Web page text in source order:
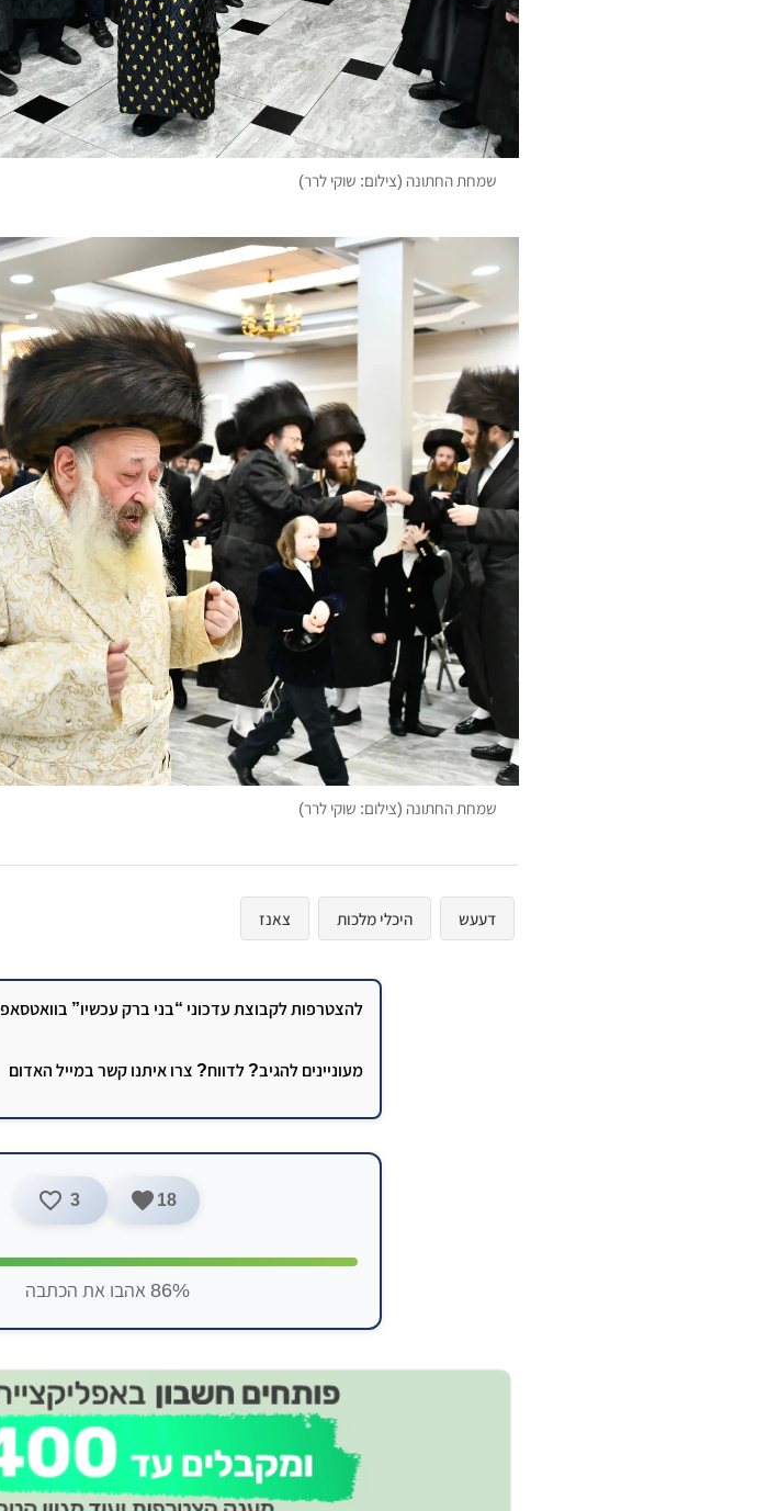
שמחת החתונה (צילום: שוקי לרר)
שמחת החתונה (צילום: שוקי לרר)
דעעש היכלי מלכות צאנז
להצטרפות לקבוצת עדכוני “בני ברק עכשיו” בוואטסאפ
מעוניינים להגיב? לדווח? צרו איתנו קשר במייל האדום
18
3
86% אהבו את הכתבה